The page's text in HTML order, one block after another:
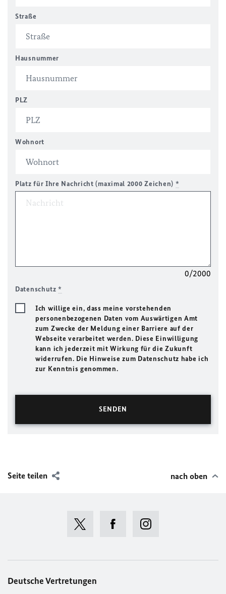
Straße
Hausnummer
PLZ
Wohnort
Platz für Ihre Nachricht (maximal 2000 Zeichen) *
0/2000
Datenschutz*
Ich willige ein, dass meine vorstehenden
personenbezogenen Daten vom Auswärtigen Amt
zum Zwecke der Meldung einer Barriere auf der
Webseite verarbeitet werden. Diese Einwilligung
kann ich jederzeit mit Wirkung für die Zukunft
widerrufen. Die Hinweise zum Datenschutz habe ich
zur Kenntnis genommen.
Seite teilen nach oben
Deutsche Vertretungen